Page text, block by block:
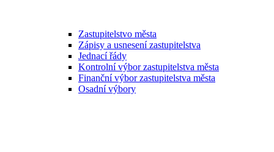
Zastupitelstvo města
Zápisy a usnesení zastupitelstva
Jednací řády
Kontrolní výbor zastupitelstva města
Finanční výbor zastupitelstva města
Osadní výbory